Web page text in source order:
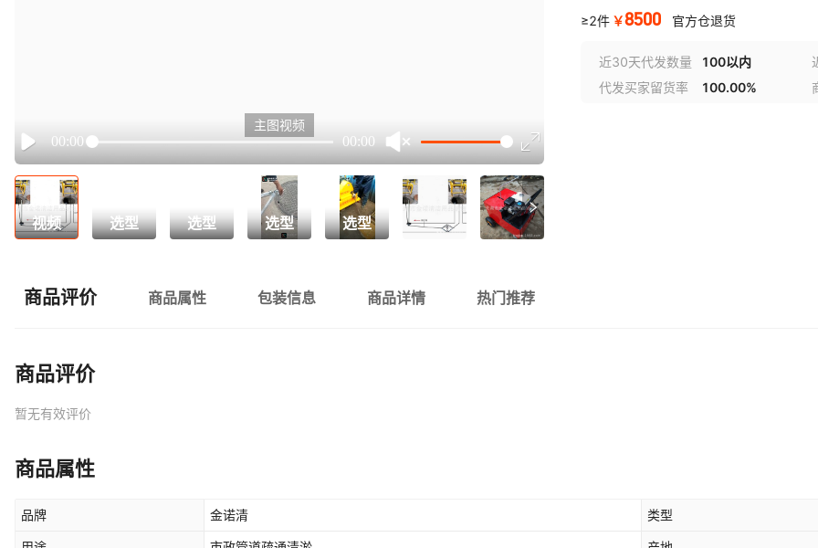
Play
00:00 00:00
主图视频
视频 选型 选型 选型 选型
≥2件 ￥8500 官方仓退货
近30天代发数量 100以内
代发买家留货率
100.00%
商品评价 商品属性 包装信息 商品详情 热门推荐
商品评价
暂无有效评价
商品属性
品牌 金诺清 类型